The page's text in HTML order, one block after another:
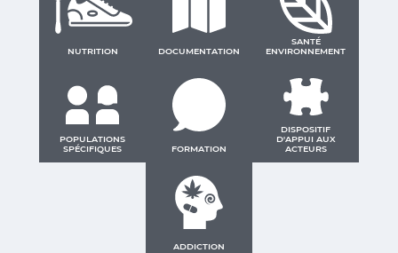
NUTRITION DOCUMENTATION
SANTÉ
ENVIRONNEMENT
POPULATIONS
SPÉCIFIQUES
FORMATION
DISPOSITIF
D'APPUI AUX
ACTEURS
ADDICTION